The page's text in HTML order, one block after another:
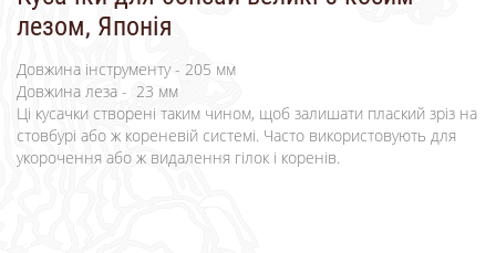
лезом, Японія
Довжина інструменту - 205 мм
Довжина леза - 23 мм
Ці кусачки створені таким чином, щоб залишати плаский зріз на
стовбурі або ж кореневій системі. Часто використовують для
укорочення або ж видалення гілок і коренів.